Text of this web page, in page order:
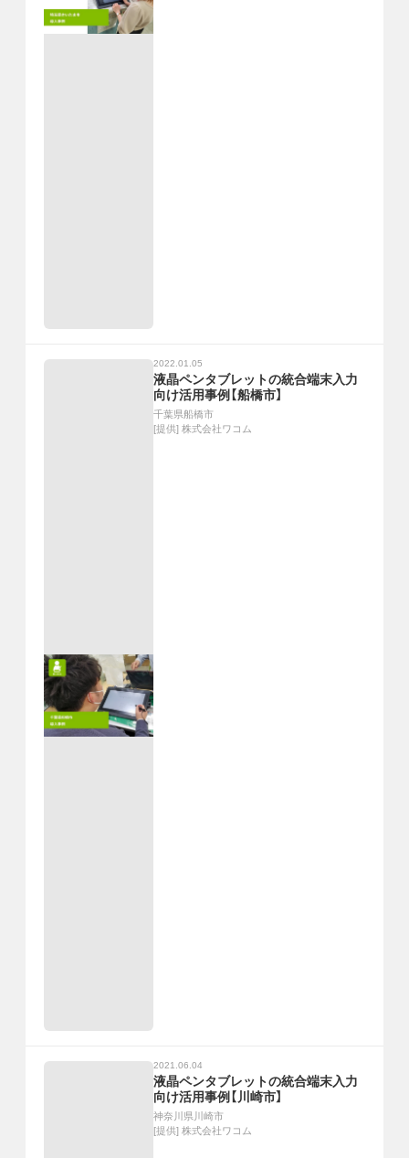
2022.01.05
液晶ペンタブレットの統合端末入力
向け活用事例【船橋市】
千葉県船橋市
[提供] 株式会社ワコム
2021.06.04
液晶ペンタブレットの統合端末入力
向け活用事例【川崎市】
神奈川県川崎市
[提供] 株式会社ワコム